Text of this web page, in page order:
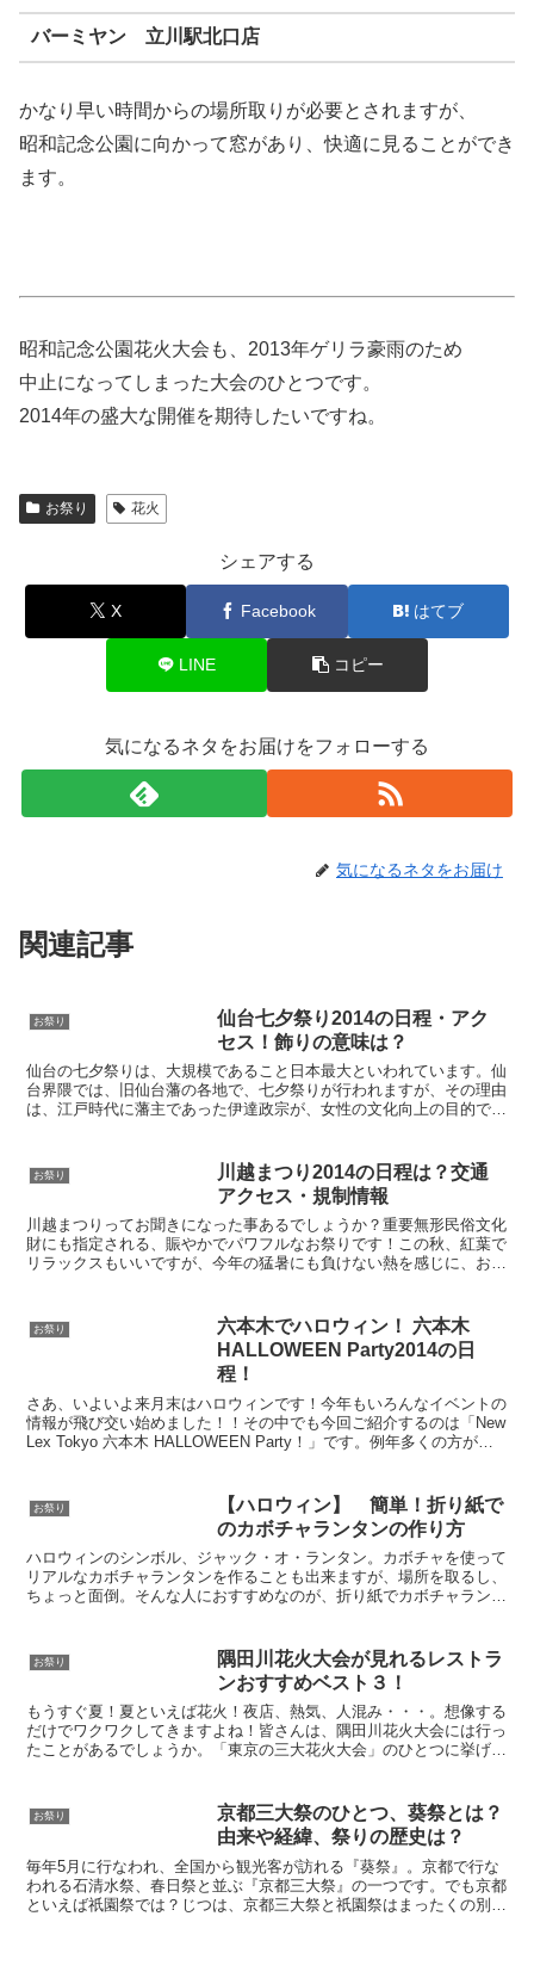
バーミヤン 立川駅北口店
かなり早い時間からの場所取りが必要とされますが、
昭和記念公園に向かって窓があり、快適に見ることができ
ます。
昭和記念公園花火大会も、2013年ゲリラ豪雨のため
中止になってしまった大会のひとつです。
2014年の盛大な開催を期待したいですね。
お祭り 花火
シェアする
X Facebook はてブ
LINE コピー
気になるネタをお届けをフォローする
気になるネタをお届け
関連記事
お祭り
仙台七夕祭り2014の日程・アク
セス！飾りの意味は？
仙台の七夕祭りは、大規模であること日本最大といわれています。仙
台界隈では、旧仙台藩の各地で、七夕祭りが行われますが、その理由
は、江戸時代に藩主であった伊達政宗が、女性の文化向上の目的で、
お祭り
川越まつり2014の日程は？交通
アクセス・規制情報
川越まつりってお聞きになった事あるでしょうか？重要無形民俗文化
財にも指定される、賑やかでパワフルなお祭りです！この秋、紅葉で
リラックスもいいですが、今年の猛暑にも負けない熱を感じに、お出
お祭り
六本木でハロウィン！ 六本木
HALLOWEEN Party2014の日
程！
さあ、いよいよ来月末はハロウィンです！今年もいろんなイベントの
情報が飛び交い始めました！！その中でも今回ご紹介するのは「New
Lex Tokyo 六本木 HALLOWEEN Party！」です。例年多くの方が参
お祭り
【ハロウィン】 簡単！折り紙で
のカボチャランタンの作り方
ハロウィンのシンボル、ジャック・オ・ランタン。カボチャを使って
リアルなカボチャランタンを作ることも出来ますが、場所を取るし、
ちょっと面倒。そんな人におすすめなのが、折り紙でカボチャランタ
お祭り
隅田川花火大会が見れるレストラ
ンおすすめベスト３！
もうすぐ夏！夏といえば花火！夜店、熱気、人混み・・・。想像する
だけでワクワクしてきますよね！皆さんは、隅田川花火大会には行っ
たことがあるでしょうか。「東京の三大花火大会」のひとつに挙げら
お祭り
京都三大祭のひとつ、葵祭とは？
由来や経緯、祭りの歴史は？
毎年5月に行なわれ、全国から観光客が訪れる『葵祭』。京都で行な
われる石清水祭、春日祭と並ぶ『京都三大祭』の一つです。でも京都
といえば祇園祭では？じつは、京都三大祭と祇園祭はまったくの別も